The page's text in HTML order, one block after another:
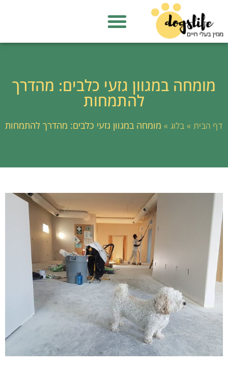
מומחה במגוון גזעי כלבים: מהדרך
להתמחות
דף הבית » בלוג » מומחה במגוון גזעי כלבים: מהדרך להתמחות